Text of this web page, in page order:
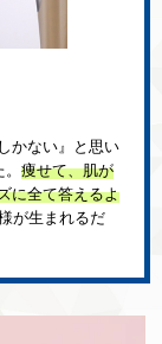
かない』と思い
。痩せて、肌が
に全て答えるよ
が生まれるだ